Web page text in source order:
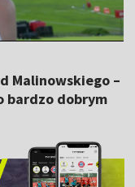
Malinowskiego –
bardzo dobrym